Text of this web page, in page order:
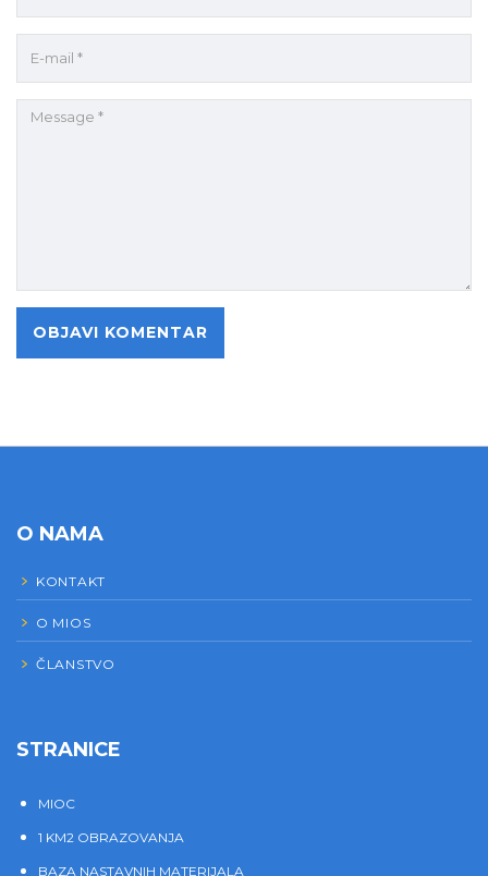
O NAMA
KONTAKT
O MIOS
ČLANSTVO
STRANICE
MIOC
1 KM2 OBRAZOVANJA
BAZA NASTAVNIH MATERIJALA